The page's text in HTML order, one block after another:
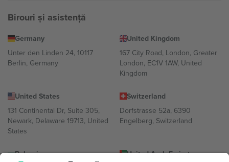
Birouri și asistență
Germany
Unter den Linden 24, 10117
Berlin, Germany
United Kingdom
167 City Road, London, Greater
London, EC1V 1AW, United
Kingdom
United States
131 Continental Dr, Suite 305,
Newark, Delaware 19713, United
States
Switzerland
Dorfstrasse 52a, 6390
Engelberg, Switzerland
Bulgaria
United Arab Emirates